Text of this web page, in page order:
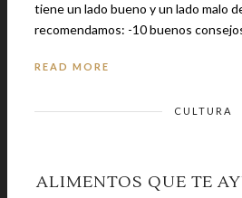
tiene un lado bueno y un lado malo de
recomendamos: -10
READ MORE
CULTURA
ALIMENTOS QUE TE